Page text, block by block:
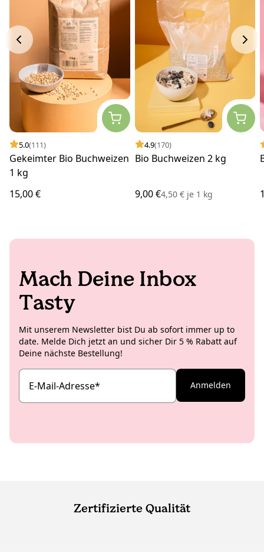
5.0(111)
Gekeimter Bio Buchweizen
1 kg
15,00 €
4.9(170)
Bio Buchweizen 2 kg
9,00 €4,50 € je1 kg
Mach Deine Inbox
Tasty
Mit unserem Newsletter bist Du ab sofort immer up to
date. Melde Dich jetzt an und sicher Dir 5 % Rabatt auf
Deine nächste Bestellung!
E-Mail-Adresse* Anmelden
Zertifizierte Qualität